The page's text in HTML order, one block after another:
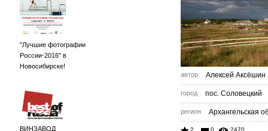
"Лучшие фотографии
России-2016" в
Новосибирске!
ВИНЗАВОД
автор Алексей Аксёшин
город пос. Соловецкий
регион Архангельская
2 0 2470